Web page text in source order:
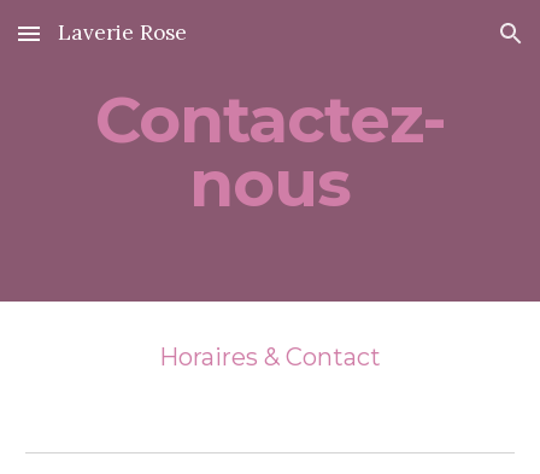
Skip to main content Skip to navigation
Laverie Rose
Contactez-
nous
Horaires & Contact